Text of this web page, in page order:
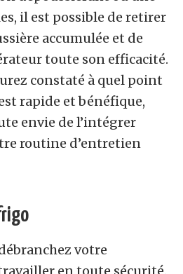
il est possible de retirer
accumulée et de
toute son efficacité.
constaté à quel point
rapide et bénéfique,
envie de l’intégrer
routine d’entretien
votre